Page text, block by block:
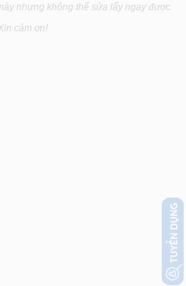
nhưng không thể sửa lấy ngay được.
cảm ơn!